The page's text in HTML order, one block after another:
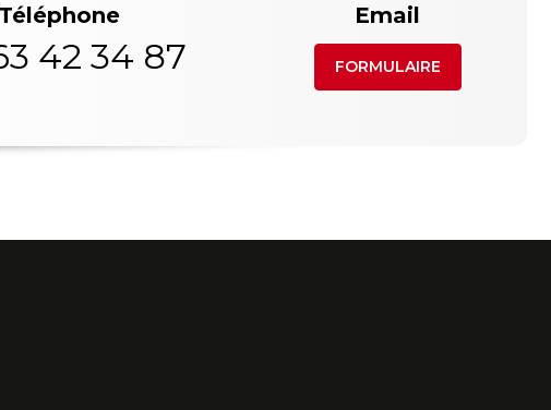
Téléphone
42 34 87
Email
FORMULAIRE